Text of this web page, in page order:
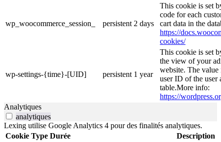
wp_woocommerce_session_ persistent 2 days
This cookie is set
code for each
cart data in the
https://
cookies/
wp-settings-{time}-[UID] persistent 1 year
This cookie is set
the view of your
website. The
user ID of the user
table.More info:
https://
Analytiques
analytiques
Lexing utilise Google Analytics 4 pour des finalités analytiques.
Cookie Type Durée Description